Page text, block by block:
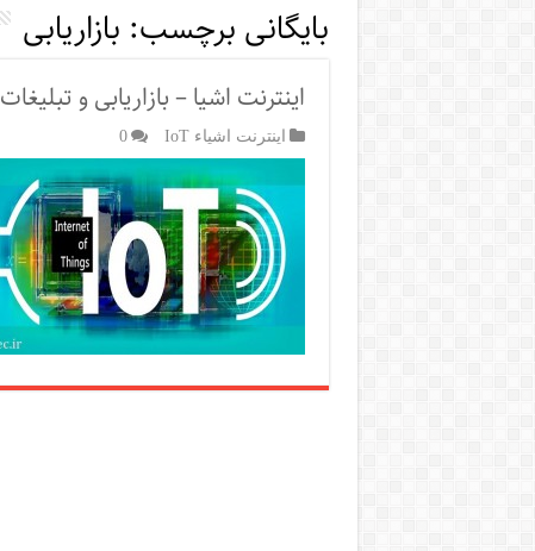
بایگانی برچسب: بازاریابی
اینترنت اشیا – بازاریابی و تبلیغات
اینترنت اشیاء IoT 0